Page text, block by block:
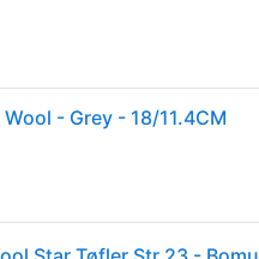
- Grey - 18/11.4CM